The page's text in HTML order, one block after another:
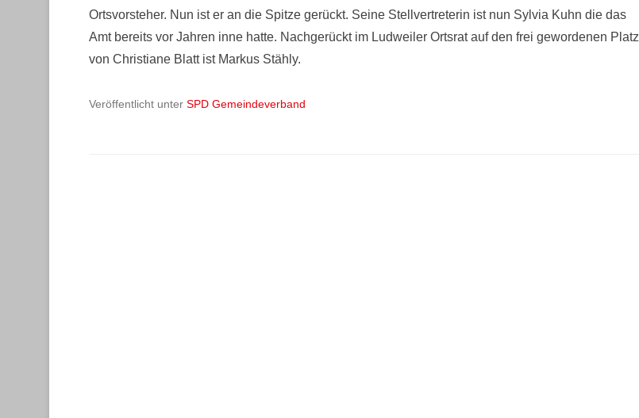
Ortsvorsteher. Nun ist er an die Spitze gerückt. Seine Stellvertreterin ist nun Sylvia Kuhn die das
Amt bereits vor Jahren inne hatte. Nachgerückt im Ludweiler Ortsrat auf den frei gewordenen Platz
von Christiane Blatt ist Markus Stähly.
Veröffentlicht unter SPD Gemeindeverband